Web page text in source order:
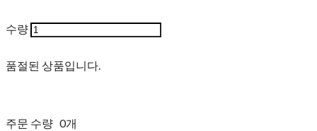
수량
품절된 상품입니다.
주문 수량 0개